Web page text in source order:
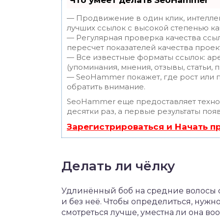
— Продвижение в один клик,
лучших ссылок с высокой степенью
— Регулярная проверка качества
пересчет показателей качества
— Все известные форматы ссылок:
(упоминания, мнения, отзывы, статьи,
— SeoHammer покажет, где рост или
обратить внимание.
SeoHammer еще предоставляет
десятки раз, а первые результаты
Зарегистрироваться и Начать
Делать ли чёлку
Удлинённый боб на средние волосы
и без неё. Чтобы определиться,
смотреться лучше, уместна ли она